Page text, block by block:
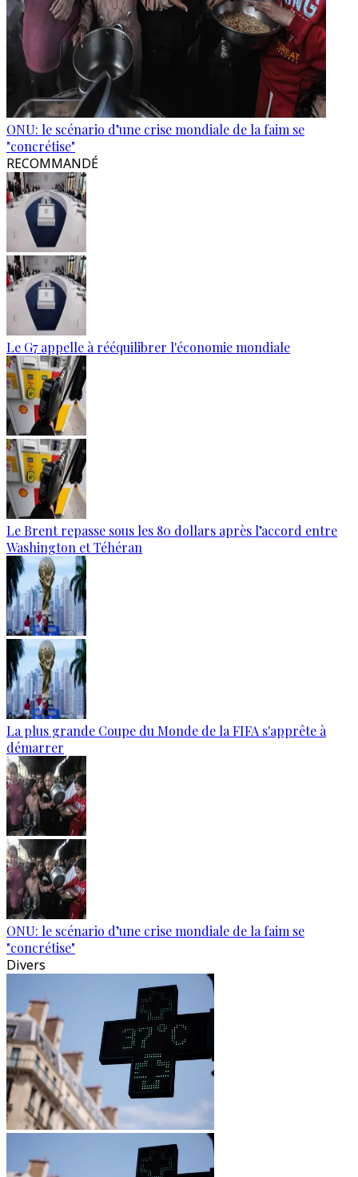
ONU: le scénario d’une crise mondiale de la faim se
"concrétise"
RECOMMANDÉ
Le G7 appelle à rééquilibrer l'économie mondiale
Le Brent repasse sous les 80 dollars après l’accord entre
Washington et Téhéran
La plus grande Coupe du Monde de la FIFA s'apprête à
démarrer
ONU: le scénario d’une crise mondiale de la faim se
"concrétise"
Divers